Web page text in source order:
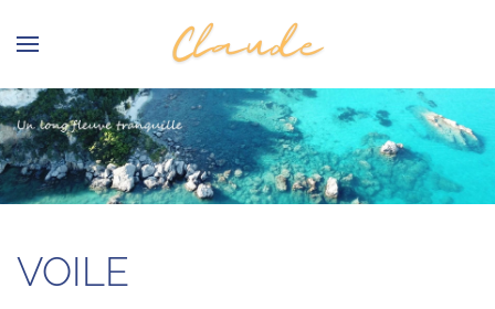
Skip to main content
.
VOILE